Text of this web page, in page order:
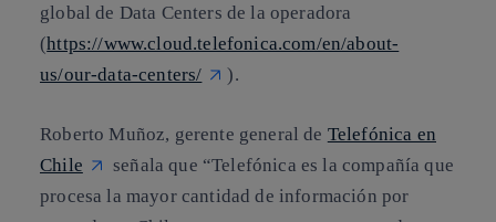
global de Data Centers de la operadora
(https://www.cloud.telefonica.com/en/about-
us/our-data-centers/
).
Roberto Muñoz, gerente general de Telefónica en
Chile
señala que “Telefónica es la compañía que
procesa la mayor cantidad de información por